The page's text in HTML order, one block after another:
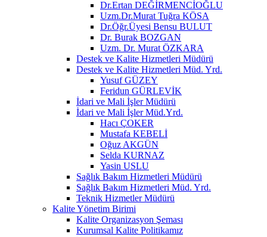
Dr.Ertan DEĞİRMENCİOĞLU
Uzm.Dr.Murat Tuğra KÖSA
Dr.Öğr.Üyesi Bensu BULUT
Dr. Burak BOZGAN
Uzm. Dr. Murat ÖZKARA
Destek ve Kalite Hizmetleri Müdürü
Destek ve Kalite Hizmetleri Müd. Yrd.
Yusuf GÜZEY
Feridun GÜRLEVİK
İdari ve Mali İşler Müdürü
İdari ve Mali İşler Müd.Yrd.
Hacı ÇOKER
Mustafa KEBELİ
Oğuz AKGÜN
Selda KURNAZ
Yasin USLU
Sağlık Bakım Hizmetleri Müdürü
Sağlık Bakım Hizmetleri Müd. Yrd.
Teknik Hizmetler Müdürü
Kalite Yönetim Birimi
Kalite Organizasyon Şeması
Kurumsal Kalite Politikamız